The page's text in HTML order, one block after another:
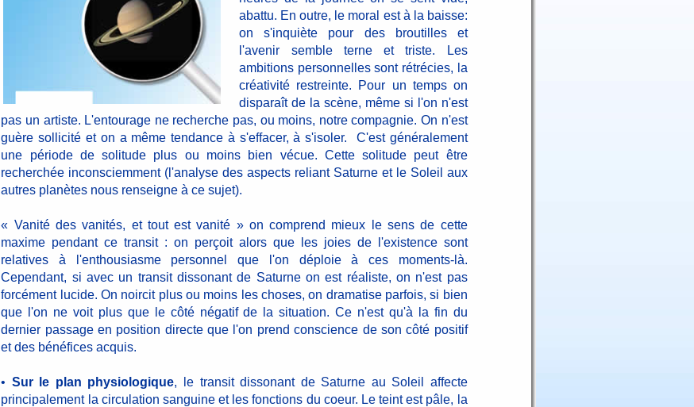
abattu. En outre, le moral est à la baisse:
on s'inquiète pour des broutilles et
l'avenir semble terne et triste. Les
ambitions personnelles sont rétrécies, la
créativité restreinte. Pour un temps on
disparaît de la scène, même si l'on n'est
pas un artiste. L'entourage ne recherche pas, ou moins, notre compagnie. On n'est
guère sollicité et on a même tendance à s'effacer, à s'isoler. C'est généralement
une période de solitude plus ou moins bien vécue. Cette solitude peut être
recherchée inconsciemment (l'analyse des aspects reliant Saturne et le Soleil aux
autres planètes nous renseigne à ce sujet).
« Vanité des vanités, et tout est vanité » on comprend mieux le sens de cette
maxime pendant ce transit : on perçoit alors que les joies de l'existence sont
relatives à l'enthousiasme personnel que l'on déploie à ces moments-là.
Cependant, si avec un transit dissonant de Saturne on est réaliste, on n'est pas
forcément lucide. On noircit plus ou moins les choses, on dramatise parfois, si bien
que l'on ne voit plus que le côté négatif de la situation. Ce n'est qu'à la fin du
dernier passage en position directe que l'on prend conscience de son côté positif
et des bénéfices acquis.
• Sur le plan physiologique, le transit dissonant de Saturne au Soleil affecte
principalement la circulation sanguine et les fonctions du coeur. Le teint est pâle, la